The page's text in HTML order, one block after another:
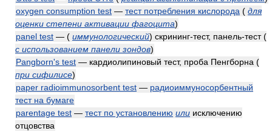
oxygen consumption test — тест потребления кислорода ( для
оценки степени активации фагоцита)
panel test — ( иммунологический) скрининг-тест, панель-тест(
с использованием панели зондов)
Pangborn's test — кардиолипиновый тест, проба Пенгборна (
при сифилисе)
paper radioimmunosorbent test — радиоиммуносорбентный
тест на бумаге
parentage test — тест по установлению или исключению
отцовства